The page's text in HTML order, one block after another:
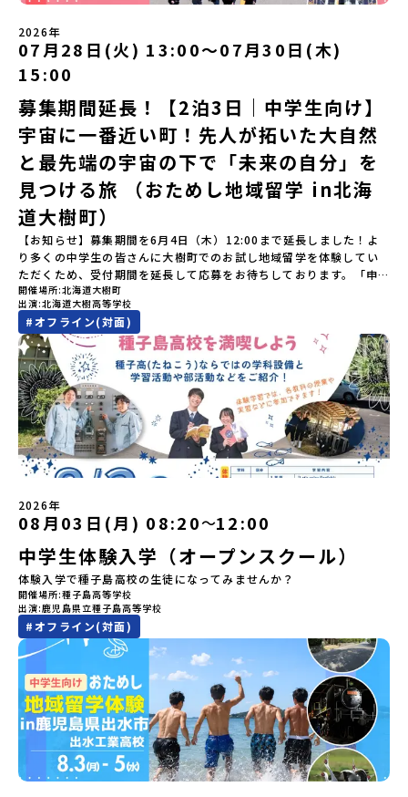
（PM）「ランチ/お土産タイム」解散※天候の状況や参加人数によ
ってプログラムを変更する場合がございます。参加概要【開催場
所】佐賀県 有田町（ありたちょう）【実施日程】7月4日（土）〜7
月5日（日）※参加が確定した方には6月5日（金） 18:30～20:00に
「参加者向け事前オンライン研修」をご案内する予定です。必ず参
加をお願いします。【集合場所・時間】7月4日(土) 12：00 JR有田
駅※12：00までにJR有田駅に到着する便で手配ください。【解散場
所・時間】7月5日(日) 13：00頃 JR有田駅【対象】中学2年生、中
学3年生【宿泊先】ありこや（佐賀県西松浦郡有田町）※地域みらい
留学生が活用している宿泊施設（シェアハウス）です。※1室1名で
宿泊いただく予定です。 【旅行代金】無料※旅行代金に含まれる費
用のうち、以下の内容が無料となります：・宿泊費（1泊分）・プロ
グラム内のアクティビティ・体験費用・一部の食事代*以下の費用は
参加者のご負担となります・集合場所までの往復交通費・お土産代
や自由時間の個人飲食費などの個人的費用【募集人数】最大5名（お
申し込み多数の場合は抽選の上決定）【参加者決定】お申し込み多
数の場合は、締め切り後1週間を目途に当落結果をご連絡いたしま
す。【申し込み受付期間】5月7日(木)12：00 から 5月21日(木)
12：00まで疑問も不安もワクワクに変える！「おためし地域留学」
ステップアップ説明会プログラムの内容を詳しく知りたい方や、お
申し込みを迷われている方向けにZoomでのオンライン配信を行い
ます。知りたい情報のレベルに合わせて、以下の2つのステップをご
活用ください。【STEP 1】全体オンライン説明会〜まずは「おため
し地域留学」を知りたい方へ〜日本全国20以上の地域から選んで参
加できる「おためし地域留学」の全体像や魅力について、説明会を
開催しました。中学生一人での参加にあたり、保護者様が特に気に
なる「安全面」や「事務局のサポート体制」についても詳しく解説
しています。ぜひ、ご自宅からお気軽にご視聴ください。▶︎ [アーカ
イブ動画を視聴する]YouTube：
https://youtu.be/Yt8nd04aNgA?
si=e5erbspvwz5O8_uF【STEP 2】有田町プログラム説明会〜
「有田町」の内容を具体的に深掘りしたい方へ〜全体説明を聞いた
うえで、「有田町では具体的に何をするの？」「どんな町なの？」
という疑問にお答えする説明会です。有田町ならではの豊かな文化
や、2泊3日のプログラムの中身をたっぷりとお伝えします。日
時： 5月11日(月) 19：00〜19：40内 容： 有田町ってどんなとこ
ろ？、プログラム詳細解説、質疑応答お申し込み：https://c-
mirai.jp/events/068058お気軽にどうぞ！「はじめての一人旅だ
けど大丈夫？」「どんな体験ができるの？」そんな保護者様の不安
や、中学生のみなさんの素朴な疑問にスタッフが直接お答えしま
す。チャットでの質問も可能ですので、ぜひご自宅からリラックス
してご参加ください。▼お申し込み前に必ずご確認ください・参加
規約への同意プログラムへの参加申し込みいただく前に、「お申し
込みに関する各規約」への同意が必須となります。ご確認くださ
う）」北海道の南に位置する平取町（びらとりちょう）。壮大な自
然と「アイヌ文化」が継承されている町として広く知られていま
す。町名の「平取（びらとり）」は、アイヌ語「ピラ・ウトゥル」
（崖の間を意味）という言葉から名付けられました。見上げるほど
大きな山々が連なる「幌尻岳（ぽろしりだけ）」の景色は絶景！日
本一の広さを誇る「すずらん」が咲く花畑や、和牛がのんびりと過
ごす放牧地。日本一の清流に選ばれたこともある、ヤマメやニジマ
スが泳ぐ「沙流川（さるがわ）」。他の地域では見ることのできな
い圧倒的スケールの自然を味わうことができます。さらに、源義経
（みなもとのよしつね）とも縁が深いとされている地域で、義経を
祀った神社や公園などが存在し、アイヌ民族と日本の歴史を交差す
る瞬間を肌で体感できる町です。北の大地で育まれた「アイヌ文
化」とは？「アイヌ」の文化は北海道を中心とした北部周辺で、先
住民族である「アイヌ民族」によって大切に育まれてきた文化で
す。日本語とは異なる響きを持つ「アイヌ語」や、自然界のあらゆ
る物に「魂」が宿ると考える「精神文化」、祭りや家庭での行事な
どに踊られる「古式舞踊」、独特の文様による刺繍（ししゅう）、
木彫り等の工芸など、ユニークな文化が存在します。アイヌ文化で
は、人間のまわりに存在する生き物や自然のチカラ、暮らしの道具
のうち、人間にとって大切な役割を持っているものを「カムイ」と
呼んでいます。いつも自分たちを見守ってくれているもの、例え
ば、身近な動植物や、暮らしに欠かせない火、水、風、そして雄大
な山や川などもすべて「カムイ」です。この文化と精神性をテーマ
にした大人気マンガ「ゴールデンカムイ」は、累計3000万部以上販
売され、2026年3月に映画の続編も公開されるなど注目を集めてい
ます。今回は、平取町の中でもアイヌ文化に触れることのできる
「二風谷（にぶたに）コタン」へ出発！アイヌの家や暮らし、食な
どを体感することができます。ぜひ現地で味わってみてください
生との特別な交流この旅の大きな魅力は、地元の「平取高校」の先
輩たちと過ごす時間です。 ただ校舎を眺める見学ではありません。
高校生が自ら企画したアクティビティを通じて、年の近い先輩たち
と本音で交流することができます。魅力的な大人たちと対話をしな
がら町の歴史や「生き方」を学ぶことができ、大充実の2泊3日にな
ること間違いなし！そんなユニークな魅力がたっぷりつまった北海
道平取町へ、人生の可能性をひらく特別な旅に出発しませんか？体
験のおすすめポイント体験プログラム内容（予定）＜1日目＞
（PM）「オリエンテーション・自己紹介ワーク」「高校生企画①-
遊び編-」 -平取高校生と仲を深める「びらとりの歴史・文化を知
る！アイヌ文化フィールドワーク」 -アイヌ文化博物館でアイヌ文
化を理解する -アイヌ伝統文化を感じるアクティビティ「1日を振
り返るーみんなで体験シェア」＜2日目＞（AM）「平取高校見学・
寮見学」 -平取高校の特徴を知る学校体験 -在校生との対話「高
校生企画②-町の紹介編-」 -ビンゴをしながら町を知ろう！（PM）
「自然と農を感じる！農業アクティビティ」 -平取特産の「びらと
2026年
07月28日(火) 13:00〜07月30日(木)
15:00
募集期間延長！【2泊3日｜中学生向け】
宇宙に一番近い町！先人が拓いた大自然
と最先端の宇宙の下で「未来の自分」を
見つける旅 （おためし地域留学 in北海
道大樹町）
【お知らせ】募集期間を6月4日（木）12:00まで延長しました！よ
り多くの中学生の皆さんに大樹町でのお試し地域留学を体験してい
ただくため、受付期間を延長して応募をお待ちしております。「申
し込みのタイミングを逃してしまった」という方も、この機会にぜ
ひ一歩踏み出してみませんか？※都合により締め切りを早める場合
がございます。お早目にご応募ください！-------------------------
-------------------＼返還不要・3年間最大72万／💡北海道の高校留
学に【毎月2万円】の給付型奨学金～夢に向かって一歩踏み出す、あ
なたの未来を応援！～ 詳細・条件はこちらから------------------
--------------------------ーーーーーーーーーーーーーーーーーー
ーーーーーーーーーーーーーー＜体験費・宿泊費が無料！＞民間ロ
ケットの打ち上げ成功で話題になった町！ 北海道の「宇宙版シリコ
ンバレー」を目指す大樹町で、最先端テクノロジーとどこまでも続
く大自然を肌で感じてみませんか？「地元以外の地域の暮らしが気
になる。いつか留学してみたい！」「自分の進学や将来の可能性を
もっとひらきたい！ 」「自然が好きでもっと触れてあそびたい！」
そんな中学生のみなさんにおすすめ！「おためし地域留学体験」
は、日本全国約200の高校と連携し、地域の枠を超えて学校生活を送
る「地域みらい留学」をプチ体験できるプログラムです。はじめて
のひとり旅でも安心！現地でもスタッフがしっかりとサポートいた
します。今回のフィールドは「北海道 大樹町（たいきちょう）」北
海道の東部、十勝の南部に位置する大樹町（たいきちょう）。西に
日高山脈（ひだかさんみゃく）が連なり、東は太平洋に面した自然
豊かな町です。酪農を主体とした農業や漁業、林業が盛んであると
同時に、「宇宙に一番近い町」として航空宇宙産業の誘致を進める
ユニークな顔を持っています 。見上げるほど大きな山々が連なる
「日高山脈（ひだかさんみゃく）」の絶景！牛たちがのんびりと過
ごす放牧地や、海が見える珍しい温泉。日本一の清流に選ばれたこ
ともある「歴舟川（れきふねがわ）」。 他の地域では見ることので
きない圧倒的スケールの自然と、新しい産業が交差する瞬間を肌で
体感できる町です。北の大地で脈々と受け継がれる 「フロンティア
スピリッツ」を体感！ 「フロンティアスピリッツ（開拓者精神）」
開催場所 北海道大樹町
出演 北海道大樹高等学校
#オフライン(対面)
2026年
08月03日(月) 08:20〜12:00
中学生体験入学（オープンスクール）
体験入学で種子島高校の生徒になってみませんか？
開催場所 種子島高等学校
出演 鹿児島県立種子島高等学校
#オフライン(対面)